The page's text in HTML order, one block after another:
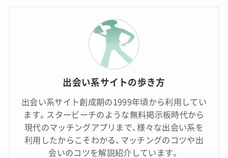
出会い系サイトの歩き方
出会い系サイト創成期の1999年頃から利用してい
ます。スタービーチのような無料掲示板時代から
現代のマッチングアプリまで、様々な出会い系を
利用したからこそわかる、マッチングのコツや出
会いのコツを解説紹介しています。